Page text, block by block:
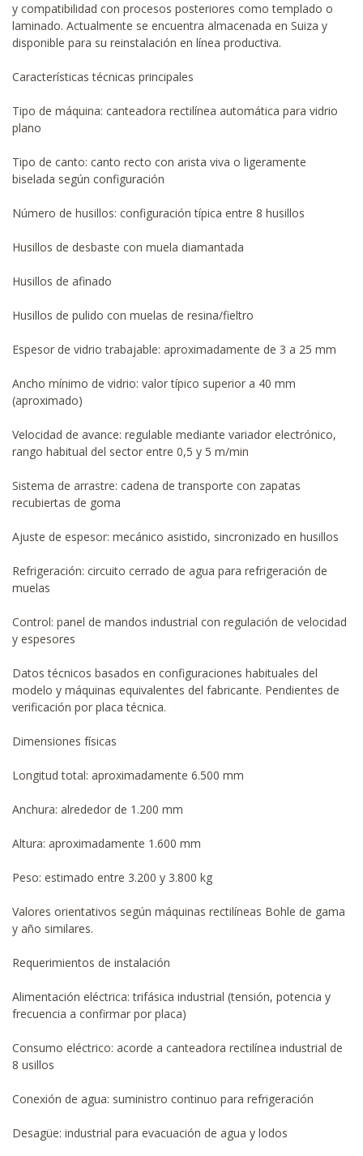
y compatibilidad con procesos posteriores como templado o
laminado. Actualmente se encuentra almacenada en Suiza y
disponible para su reinstalación en línea productiva.
Características técnicas principales
Tipo de máquina: canteadora rectilínea automática para vidrio
plano
Tipo de canto: canto recto con arista viva o ligeramente
biselada según configuración
Número de husillos: configuración típica entre 8 husillos
Husillos de desbaste con muela diamantada
Husillos de afinado
Husillos de pulido con muelas de resina/fieltro
Espesor de vidrio trabajable: aproximadamente de 3 a 25 mm
Ancho mínimo de vidrio: valor típico superior a 40 mm
(aproximado)
Velocidad de avance: regulable mediante variador electrónico,
rango habitual del sector entre 0,5 y 5 m/min
Sistema de arrastre: cadena de transporte con zapatas
recubiertas de goma
Ajuste de espesor: mecánico asistido, sincronizado en husillos
Refrigeración: circuito cerrado de agua para refrigeración de
muelas
Control: panel de mandos industrial con regulación de velocidad
y espesores
Datos técnicos basados en configuraciones habituales del
modelo y máquinas equivalentes del fabricante. Pendientes de
verificación por placa técnica.
Dimensiones físicas
Longitud total: aproximadamente 6.500 mm
Anchura: alrededor de 1.200 mm
Altura: aproximadamente 1.600 mm
Peso: estimado entre 3.200 y 3.800 kg
Valores orientativos según máquinas rectilíneas Bohle de gama
y año similares.
Requerimientos de instalación
Alimentación eléctrica: trifásica industrial (tensión, potencia y
frecuencia a confirmar por placa)
Consumo eléctrico: acorde a canteadora rectilínea industrial de
8 usillos
Conexión de agua: suministro continuo para refrigeración
Desagüe: industrial para evacuación de agua y lodos